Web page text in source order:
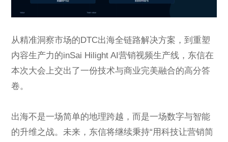
从精准洞察市场的DTC出海全链路解决方案，到重塑
内容生产力的inSai Hilight AI营销视频生产线，东信在
本次大会上交出了一份技术与商业完美融合的高分答
卷。
出海不是一场简单的地理跨越，而是一场数字与智能
的升维之战。未来，东信将继续秉持“用科技让营销简